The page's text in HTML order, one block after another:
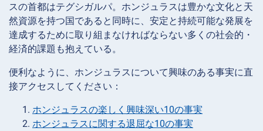
スの首都はテグシガルパ。ホンジュラスは豊かな文化と天
然資源を持つ国であると同時に、安定と持続可能な発展を
達成するために取り組まなければならない多くの社会的・
経済的課題も抱えている。
便利なように、ホンジュラスについて興味のある事実に直
接アクセスしてください：
ホンジュラスの楽しく興味深い10の事実
ホンジュラスに関する退屈な10の事実